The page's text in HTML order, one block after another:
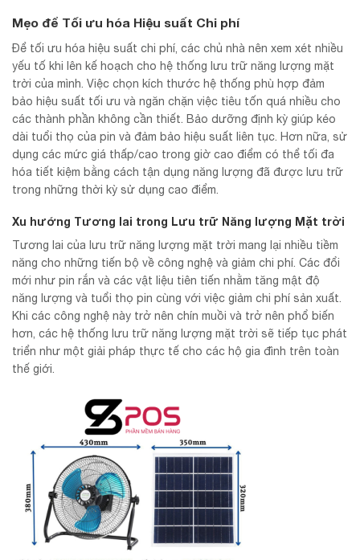
Mẹo để Tối ưu hóa Hiệu suất Chi phí
Để tối ưu hóa hiệu suất chi phí, các chủ nhà nên xem xét nhiều
yếu tố khi lên kế hoạch cho hệ thống lưu trữ năng lượng mặt
trời của mình. Việc chọn kích thước hệ thống phù hợp đảm
bảo hiệu suất tối ưu và ngăn chặn việc tiêu tốn quá nhiều cho
các thành phần không cần thiết. Bảo dưỡng định kỳ giúp kéo
dài tuổi thọ của pin và đảm bảo hiệu suất liên tục. Hơn nữa, sử
dụng các mức giá thấp/cao trong giờ cao điểm có thể tối đa
hóa tiết kiệm bằng cách tận dụng năng lượng đã được lưu trữ
trong những thời kỳ sử dụng cao điểm.
Xu hướng Tương lai trong Lưu trữ Năng lượng Mặt trời
Tương lai của lưu trữ năng lượng mặt trời mang lại nhiều tiềm
năng cho những tiến bộ về công nghệ và giảm chi phí. Các đổi
mới như pin rắn và các vật liệu tiên tiến nhằm tăng mật độ
năng lượng và tuổi thọ pin cùng với việc giảm chi phí sản xuất.
Khi các công nghệ này trở nên chín muồi và trở nên phổ biến
hơn, các hệ thống lưu trữ năng lượng mặt trời sẽ tiếp tục phát
triển như một giải pháp thực tế cho các hộ gia đình trên toàn
thế giới.